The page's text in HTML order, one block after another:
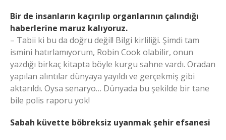
Bir de insanların kaçırılıp organlarının çalındığı
haberlerine maruz kalıyoruz.
– Tabii ki bu da doğru değil! Bilgi kirliliği. Şimdi tam
ismini hatırlamıyorum, Robin Cook olabilir, onun
yazdığı birkaç kitapta böyle kurgu sahne vardı. Oradan
yapılan alıntılar dünyaya yayıldı ve gerçekmiş gibi
aktarıldı. Oysa senaryo… Dünyada bu şekilde bir tane
bile polis raporu yok!
Sabah küvette böbreksiz uyanmak şehir efsanesi